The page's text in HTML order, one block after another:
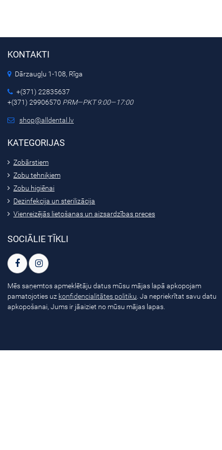
KONTAKTI
Dārzaugļu 1-108, Rīga
+(371) 22835637
+(371) 29906570 PRM—PKT 9:00—17:00
shop@alldental.lv
KATEGORIJAS
Zobārstiem
Zobu tehniķiem
Zobu higiēnai
Dezinfekcija un sterilizācija
Vienreizējās lietošanas un aizsardzības preces
SOCIĀLIE TĪKLI
Mēs saņemtos apmeklētāju datus mūsu mājas lapā apkopojam
pamatojoties uz konfidencialitātes politiku . Ja nepriekrītat savu datu
apkopošanai, Jums ir jāaiziet no mūsu mājas lapas.